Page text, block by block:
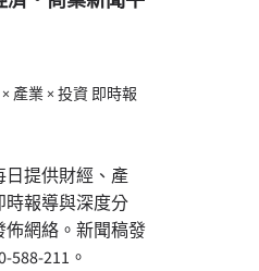
產業 × 投資 即時報
提供財經、產
時報導與深度分
網絡。新聞稿發
211。